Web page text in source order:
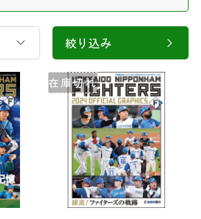
絞り込み
在庫切れ